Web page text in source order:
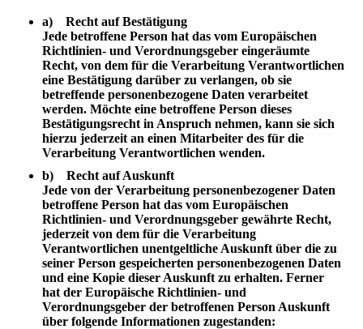
a) Recht auf Bestätigung
Jede betroffene Person hat das vom Europäischen
Richtlinien- und Verordnungsgeber eingeräumte
Recht, von dem für die Verarbeitung Verantwortlichen
eine Bestätigung darüber zu verlangen, ob sie
betreffende personenbezogene Daten verarbeitet
werden. Möchte eine betroffene Person dieses
Bestätigungsrecht in Anspruch nehmen, kann sie sich
hierzu jederzeit an einen Mitarbeiter des für die
Verarbeitung Verantwortlichen wenden.
b) Recht auf Auskunft
Jede von der Verarbeitung personenbezogener Daten
betroffene Person hat das vom Europäischen
Richtlinien- und Verordnungsgeber gewährte Recht,
jederzeit von dem für die Verarbeitung
Verantwortlichen unentgeltliche Auskunft über die zu
seiner Person gespeicherten personenbezogenen Daten
und eine Kopie dieser Auskunft zu erhalten. Ferner
hat der Europäische Richtlinien- und
Verordnungsgeber der betroffenen Person Auskunft
über folgende Informationen zugestanden: